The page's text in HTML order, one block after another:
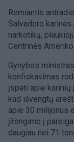
Remiantis
Salvadoro
narkotikų,
Centrinės
Gynybos
konfiskavimas
įspėti apie karinių
kad išvengtų
apie 30 milijonus
įžengimo į
daugiau nei 71